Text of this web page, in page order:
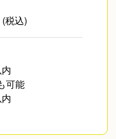
(税込)
可能